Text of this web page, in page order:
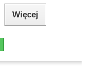
Więcej